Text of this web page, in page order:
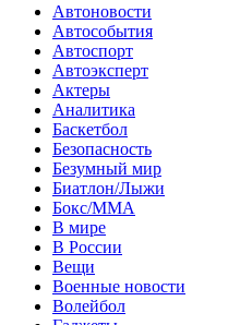
Автоновости
Автособытия
Автоспорт
Автоэксперт
Актеры
Аналитика
Баскетбол
Безопасность
Безумный мир
Биатлон/Лыжи
Бокс/MMA
В мире
В России
Вещи
Военные новости
Волейбол